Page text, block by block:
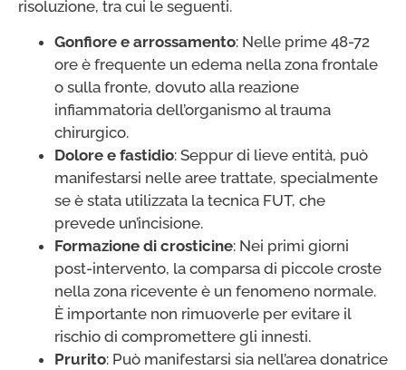
risoluzione, tra cui le seguenti.
Gonfiore e arrossamento: Nelle prime 48-72
ore è frequente un edema nella zona frontale
o sulla fronte, dovuto alla reazione
infiammatoria dell’organismo al trauma
chirurgico.
Dolore e fastidio: Seppur di lieve entità, può
manifestarsi nelle aree trattate, specialmente
se è stata utilizzata la tecnica FUT, che
prevede un’incisione.
Formazione di crosticine: Nei primi giorni
post-intervento, la comparsa di piccole croste
nella zona ricevente è un fenomeno normale.
È importante non rimuoverle per evitare il
rischio di compromettere gli innesti.
Prurito: Può manifestarsi sia nell’area donatrice